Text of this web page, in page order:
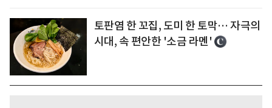
토판염 한 꼬집, 도미 한 토막… 자극의
시대, 속 편안한 '소금 라멘'